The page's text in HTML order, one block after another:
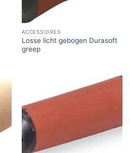
ACCESSOIRES
Losse licht gebogen Durasoft
greep